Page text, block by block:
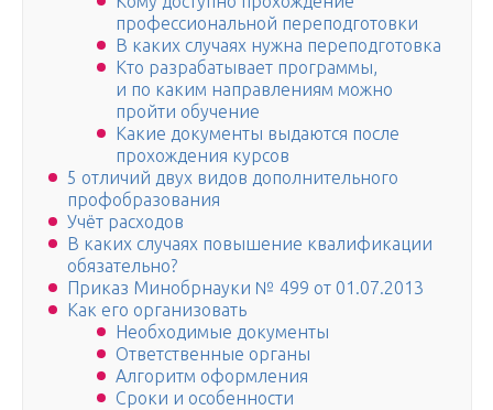
профессиональной переподготовки
В каких случаях нужна переподготовка
Кто разрабатывает программы,
и по каким направлениям можно
пройти обучение
Какие документы выдаются после
прохождения курсов
5 отличий двух видов дополнительного
профобразования
Учёт расходов
В каких случаях повышение квалификации
обязательно?
Приказ Минобрнауки № 499 от 01.07.2013
Как его организовать
Необходимые документы
Ответственные органы
Алгоритм оформления
Сроки и особенности